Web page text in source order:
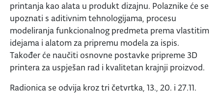
printanja kao alata u produkt dizajnu. Polaznike će se
upoznati s aditivnim tehnologijama, procesu
modeliranja funkcionalnog predmeta prema vlastitim
idejama i alatom za pripremu modela za ispis.
Također će naučiti osnovne postavke pripreme 3D
printera za uspješan rad i kvalitetan krajnji proizvod.
Radionica se odvija kroz tri četvrtka, 13., 20. i 27.11.